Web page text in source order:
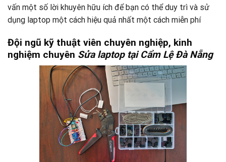
vấn một số lời khuyên hữu ích để bạn có thể duy trì và sử
dụng laptop một cách hiệu quả nhất một cách miễn phí
Đội ngũ kỹ thuật viên chuyên nghiệp, kinh
nghiệm chuyên Sửa laptop tại Cẩm Lệ Đà Nẵng